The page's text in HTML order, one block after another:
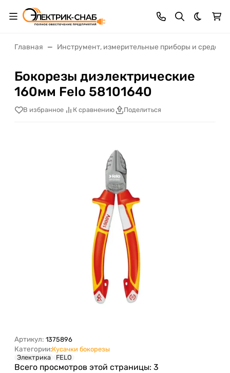
Темная
Главная Инструмент, измерительные приборы и
Бокорезы диэлектрические
160мм Felo 58101640
В избранное К сравнению Поделиться
Артикул: 1375896
Категории:Кусачки бокорезы
Электрика
FELO
Всего просмотров этой страницы: 3